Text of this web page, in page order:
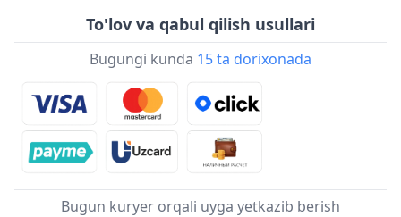
To'lov va qabul qilish usullari
Bugungi kunda 15 ta dorixonada
Bugun kuryer orqali uyga yetkazib berish